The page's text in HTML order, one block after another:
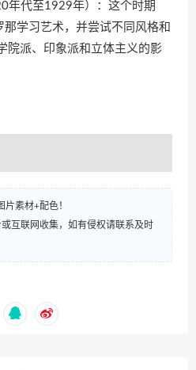
年代至1929年）：这个时期
学习艺术，并尝试不同风格和
院派、印象派和立体主义的影
素材+配色！
互联网收集，如有侵权请联系及时